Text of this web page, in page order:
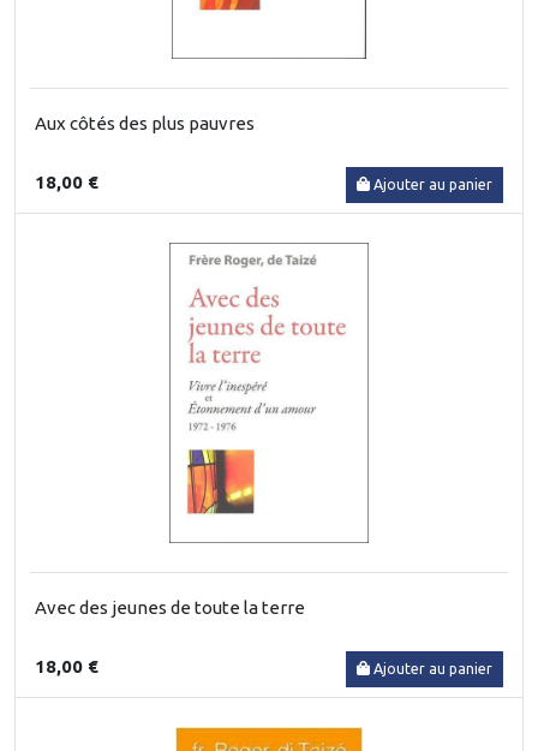
Aux côtés des plus pauvres
18,00 € Ajouter au panier
Avec des jeunes de toute la terre
18,00 € Ajouter au panier